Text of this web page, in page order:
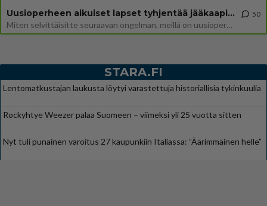
Uusioperheen aikuiset lapset tyhjentää jääkaapin käydessään
Miten selvittäisitte seuraavan ongelman, meillä on uusioperhe, minulla teini-ikäiset lapset ja puolisolla aikuiset, jotk
50
STARA.FI
Lentomatkustajan laukusta löytyi varastettuja historiallisia tykinkuulia
Rockyhtye Weezer palaa Suomeen – viimeksi yli 25 vuotta sitten
Nyt tuli punainen varoitus 27 kaupunkiin Italiassa: ”Äärimmäinen helle”